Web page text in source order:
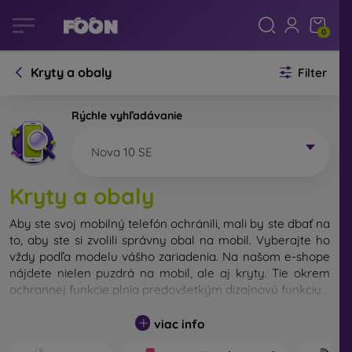
0
Kryty a obaly Filter
Rýchle vyhľadávanie
Nova 10 SE
Kryty a obaly
Aby ste svoj mobilný telefón ochránili, mali by ste dbať na
to, aby ste si zvolili správny obal na mobil. Vyberajte ho
vždy podľa modelu vášho zariadenia. Na našom e-shope
nájdete nielen puzdrá na mobil, ale aj kryty. Tie okrem
ochrannej funkcie plnia predovšetkým dizajnovú funkciu.
Kryt na mobil môžeme nazvať tiež zadný kryt. Je určený
na ochranu zadnej časti telefónu. Jednotlivé kryty na
viac info